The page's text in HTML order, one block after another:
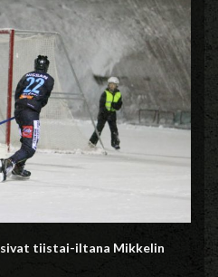
tiistai-iltana Mikkelin